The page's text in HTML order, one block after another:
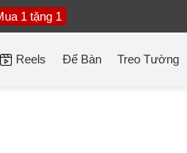
1 tặng 1
Reels Để Bàn Treo Tường